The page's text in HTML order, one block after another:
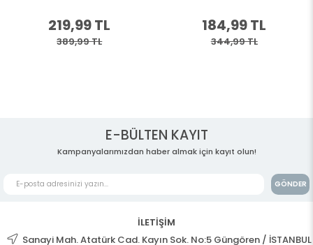
219,99 TL
389,99 TL
184,99 TL
344,99 TL
E-BÜLTEN KAYIT
Kampanyalarımızdan haber almak için kayıt olun!
GÖNDER
İLETİŞİM
Sanayi Mah. Atatürk Cad. Kayın Sok. No:5 Güngören / İSTANBUL